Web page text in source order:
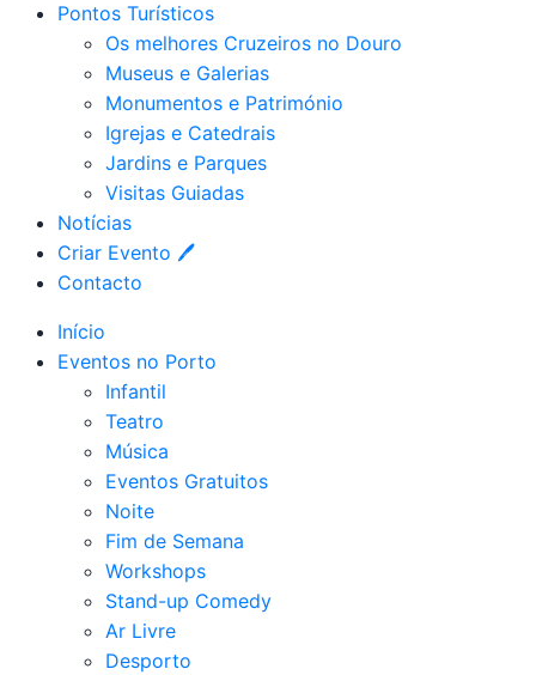
Pontos Turísticos
Os melhores Cruzeiros no Douro​
Museus e Galerias
Monumentos e Património
Igrejas e Catedrais
Jardins e Parques
Visitas Guiadas
Notícias
Criar Evento 🖊
Contacto
Início
Eventos no Porto
Infantil
Teatro
Música
Eventos Gratuitos
Noite
Fim de Semana
Workshops
Stand-up Comedy
Ar Livre
Desporto